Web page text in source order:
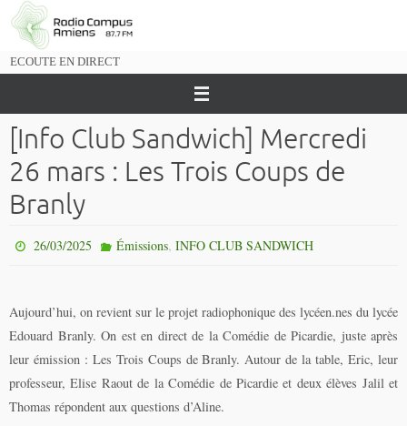
Passer
vers
ECOUTE EN DIRECT
[Info Club Sandwich] Mercredi
26 mars : Les Trois Coups de
Branly
26/03/2025 Émissions, INFO CLUB SANDWICH
Aujourd’hui, on revient sur le projet radiophonique des lycéen.nes du lycée
Edouard Branly. On est en direct de la Comédie de Picardie, juste après
leur émission : Les Trois Coups de Branly. Autour de la table, Eric, leur
professeur, Elise Raout de la Comédie de Picardie et deux élèves Jalil et
Thomas répondent aux questions d’Aline.